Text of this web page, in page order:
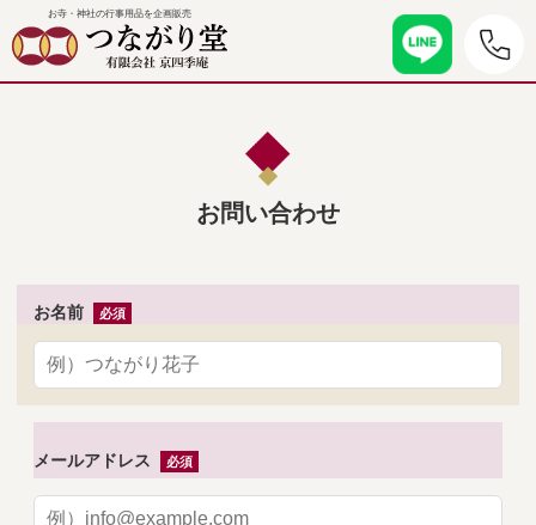
お寺・神社の行事用品を企画販売
お問い合わせ
お名前
メールアドレス